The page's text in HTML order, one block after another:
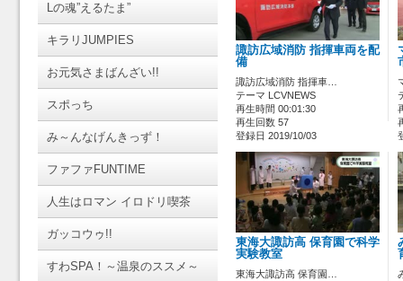
Lの魂”えるたま”
キラリJUMPIES
お元気さまばんざい!!
スポっち
み～んなげんきっず！
ファファFUNTIME
人生はロマン イロドリ喫茶
ガッコウゥ!!
すわSPA！～温泉のススメ～
諏訪広域消防 指揮車両を配
備
諏訪広域消防 指揮車…
テーマ LCVNEWS
再生時間 00:01:30
再生回数 57
登録日 2019/10/03
東海大諏訪高 保育園で科学
実験教室
東海大諏訪高 保育園…